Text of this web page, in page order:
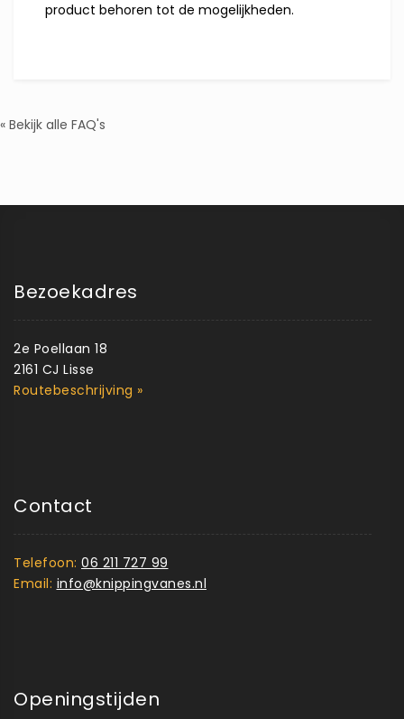
product behoren tot de mogelijkheden.
« Bekijk alle FAQ's
Bezoekadres
2e Poellaan 18
2161 CJ Lisse
Routebeschrijving »
Contact
Telefoon: 06 211 727 99
Email: info@knippingvanes.nl
Openingstijden